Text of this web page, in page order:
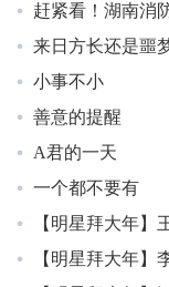
赶紧看！湖南消
来日方长还是噩
小事不小
善意的提醒
A君的一天
一个都不要有
【明星拜大年】
【明星拜大年】